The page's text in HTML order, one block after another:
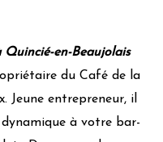
en-Beaujolais
du Café de la
Jeune entrepreneur, il
à votre bar-